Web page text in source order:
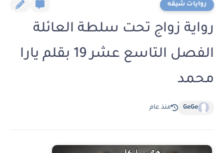
روايات شيقه
رواية زواج تحت سلطة العائلة
الفصل التاسع عشر 19 بقلم يارا
محمد
GeGe منذ عام